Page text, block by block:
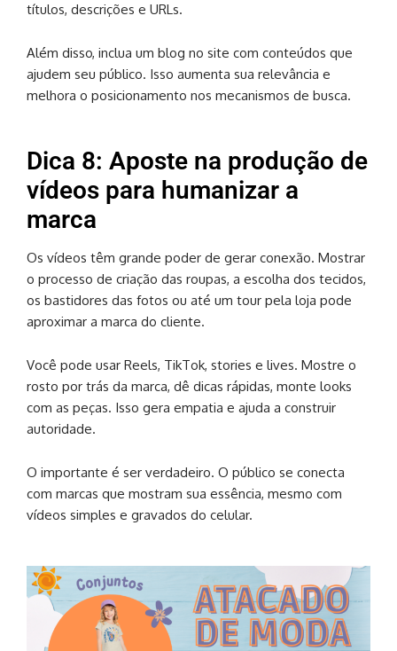
títulos, descrições e URLs.
Além disso, inclua um blog no site com conteúdos que
ajudem seu público. Isso aumenta sua relevância e
melhora o posicionamento nos mecanismos de busca.
Dica 8: Aposte na produção de
vídeos para humanizar a
marca
Os vídeos têm grande poder de gerar conexão. Mostrar
o processo de criação das roupas, a escolha dos tecidos,
os bastidores das fotos ou até um tour pela loja pode
aproximar a marca do cliente.
Você pode usar Reels, TikTok, stories e lives. Mostre o
rosto por trás da marca, dê dicas rápidas, monte looks
com as peças. Isso gera empatia e ajuda a construir
autoridade.
O importante é ser verdadeiro. O público se conecta
com marcas que mostram sua essência, mesmo com
vídeos simples e gravados do celular.